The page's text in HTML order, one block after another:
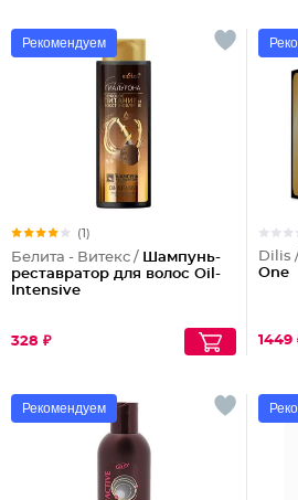
Рекомендуем
(1)
Белита - Витекс / Шампунь-
реставратор для волос Oil-
Intensive
328 ₽
Dilis
One
1449
Рекомендуем